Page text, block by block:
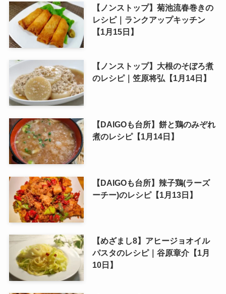
【ノンストップ】菊池流春巻きの
レシピ｜ランクアップキッチン
【1月15日】
【ノンストップ】大根のそぼろ煮
のレシピ｜笠原将弘【1月14日】
【DAIGOも台所】餅と鶏のみぞれ
煮のレシピ【1月14日】
【DAIGOも台所】辣子鶏(ラーズ
ーチー)のレシピ【1月13日】
【めざまし8】アヒージョオイル
パスタのレシピ｜谷原章介【1月
10日】